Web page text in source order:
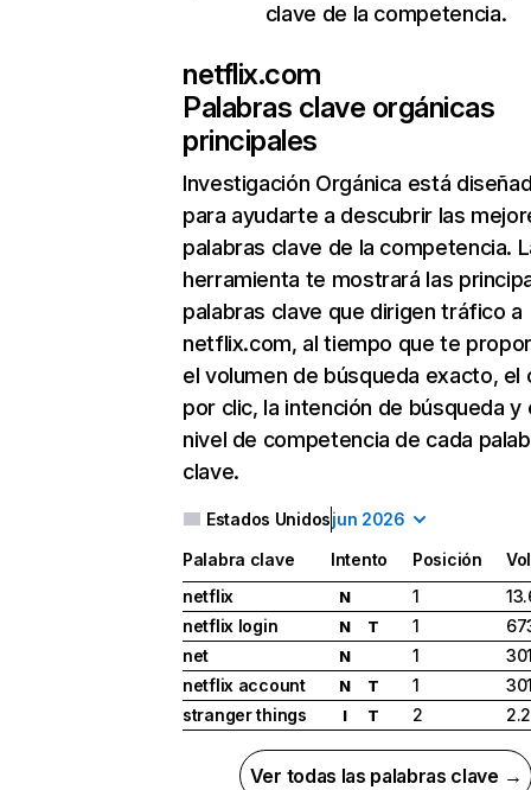
clave de la competencia.
netflix.com
Palabras clave orgánicas
principales
Investigación Orgánica está
para ayudarte a descubrir las
palabras clave de la competencia.
herramienta te mostrará las
palabras clave que dirigen tráfico a
netflix.com, al tiempo que te
el volumen de búsqueda exacto, el
por clic, la intención de búsqueda y
nivel de competencia de cada
clave.
Estados Unidosjun 2026
Palabra clave Intento Posición
netflix
N 1
netflix login
N T 1
net
N 1
netflix account
N T 1
stranger things
I T 2
Ver todas las palabras clave →